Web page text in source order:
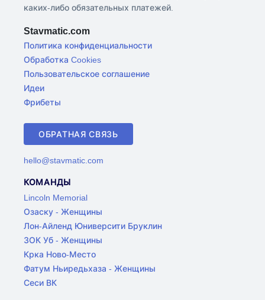
каких-либо обязательных платежей.
Stavmatic.com
Политика конфиденциальности
Обработка Cookies
Пользовательское соглашение
Идеи
Фрибеты
ОБРАТНАЯ СВЯЗЬ
hello@stavmatic.com
КОМАНДЫ
Lincoln Memorial
Озаску - Женщины
Лон-Айленд Юниверсити Бруклин
ЗОК Уб - Женщины
Крка Ново-Место
Фатум Ньиредьхаза - Женщины
Сеси ВК